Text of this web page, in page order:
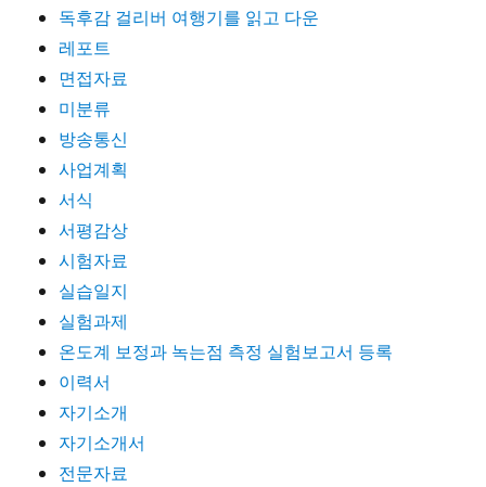
독후감 걸리버 여행기를 읽고 다운
레포트
면접자료
미분류
방송통신
사업계획
서식
서평감상
시험자료
실습일지
실험과제
온도계 보정과 녹는점 측정 실험보고서 등록
이력서
자기소개
자기소개서
전문자료